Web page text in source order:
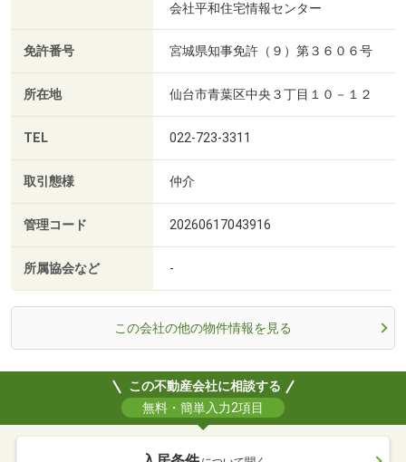
会社平和住宅情報センター
免許番号 宮城県知事免許（９）第３６０６号
所在地 仙台市青葉区中央３丁目１０－１２
TEL 022-723-3311
取引態様 仲介
管理コード 20260617043916
所属協会など -
この会社の他の物件情報を見る
この不動産会社に相談する
無料・簡単入力2項目